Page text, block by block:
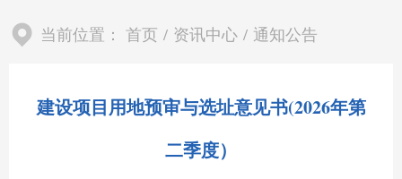
当前位置： 首页 / 资讯中心 / 通知公告
建设项目用地预审与选址意见书(2026年第
二季度）